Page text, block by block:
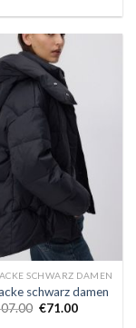
SCHWARZ DAMEN
schwarz damen
€71.00